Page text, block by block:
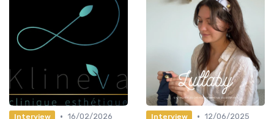
Interview • 16/02/2026
Interview • 12/06/2025